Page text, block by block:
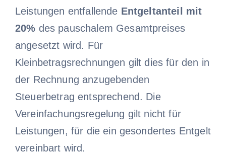
Leistungen entfallende Entgeltanteil mit
20% des pauschalem Gesamtpreises
angesetzt wird. Für
Kleinbetragsrechnungen gilt dies für den in
der Rechnung anzugebenden
Steuerbetrag entsprechend. Die
Vereinfachungsregelung gilt nicht für
Leistungen, für die ein gesondertes Entgelt
vereinbart wird.